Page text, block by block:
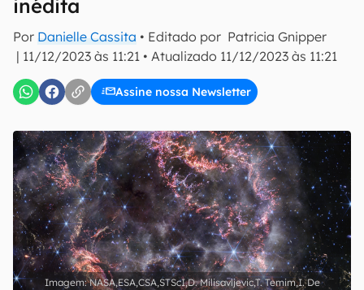
inédita
Por Danielle Cassita • Editado por Patricia Gnipper
| 11/12/2023 às 11:21 • Atualizado 11/12/2023 às 11:21
Assine nossa Newsletter
inscreva-se
Confirmo que li, aceito e concordo com os Termos de
Uso e Política de Privacidade do Canaltech.
NASA,ESA,CSA,STScI,D. Milisavljevic,T. Temim,I. De